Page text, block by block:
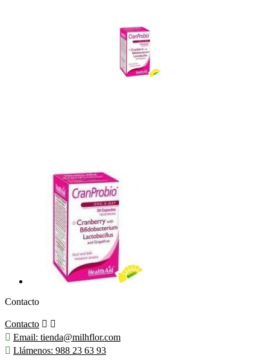
Contacto
Contacto  
 Email: tienda@milhflor.com
 Llámenos: 988 23 63 93